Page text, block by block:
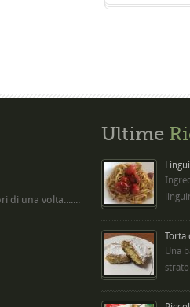
di una volta.......
Ultime
Torta
Una